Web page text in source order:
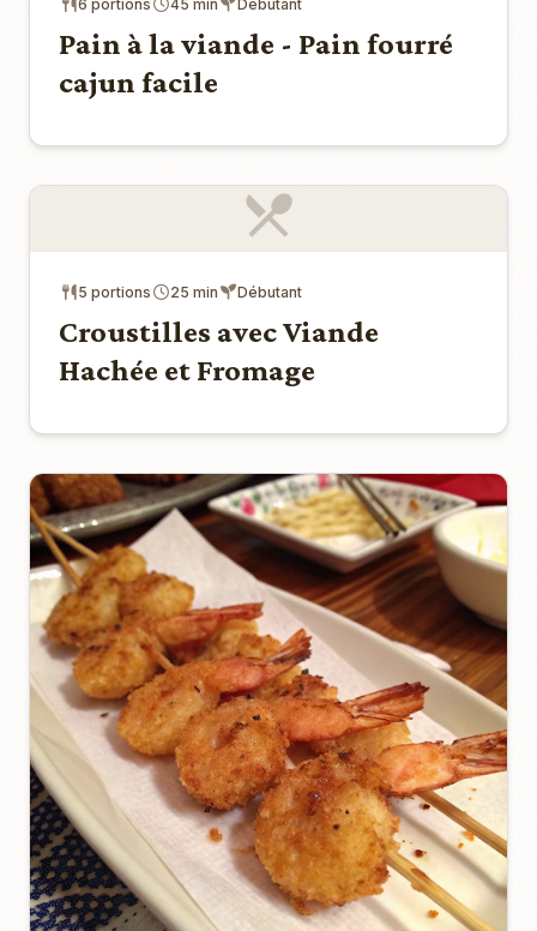
6 portions 45 min Débutant
Pain à la viande - Pain fourré
cajun facile
5 portions 25 min Débutant
Croustilles avec Viande
Hachée et Fromage